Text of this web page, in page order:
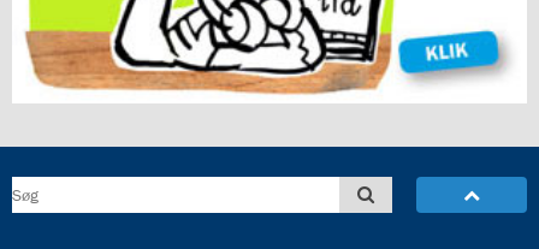
International
10.
klasse
5.3:
International
profil
program